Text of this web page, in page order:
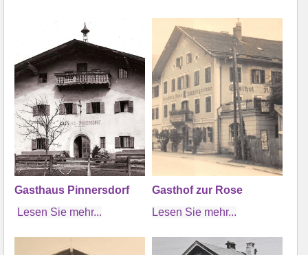
Gasthaus Pinnersdorf
Lesen Sie mehr...
Gasthof zur Rose
Lesen Sie mehr...